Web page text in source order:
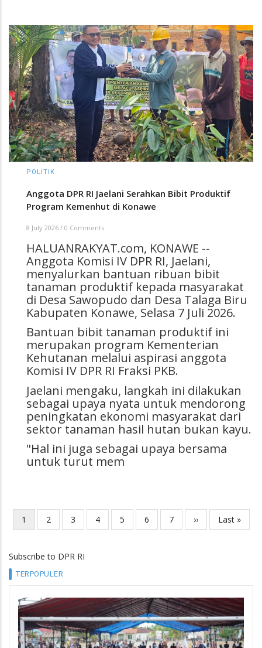
POLITIK
Anggota DPR RI Jaelani Serahkan Bibit Produktif
Program Kemenhut di Konawe
8 July 2026 / 0 Comments
HALUANRAKYAT.com, KONAWE --
Anggota Komisi IV DPR RI, Jaelani,
menyalurkan bantuan ribuan bibit
tanaman produktif kepada masyarakat
di Desa Sawopudo dan Desa Talaga Biru
Kabupaten Konawe, Selasa 7 Juli 2026.
Bantuan bibit tanaman produktif ini
merupakan program Kementerian
Kehutanan melalui aspirasi anggota
Komisi IV DPR RI Fraksi PKB.
Jaelani mengaku, langkah ini dilakukan
sebagai upaya nyata untuk mendorong
peningkatan ekonomi masyarakat dari
sektor tanaman hasil hutan bukan kayu.
"Hal ini juga sebagai upaya bersama
untuk turut mem
Pagination
Current
page
1 Page
2 Page
3 Page
4 Page
5 Page
6 Page
7
Next
page
››
Last
page
Last »
Subscribe to DPR RI
TERPOPULER